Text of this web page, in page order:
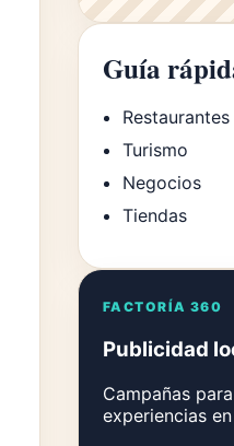
Guía
Restaurantes
Turismo
Negocios
Tiendas
FACTORÍA 360
Publicidad
Campañas
experiencias